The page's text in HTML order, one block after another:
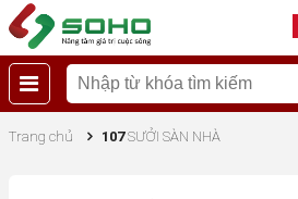
Trang chủ 107SƯỞI SÀN NHÀ